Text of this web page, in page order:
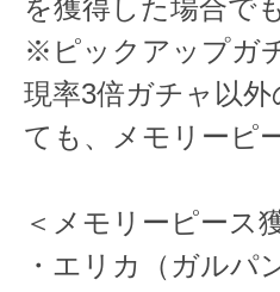
を獲得した場合で
※ピックアップガ
現率3倍ガチャ以
ても、メモリーピ
＜メモリーピース
・エリカ（ガルパ